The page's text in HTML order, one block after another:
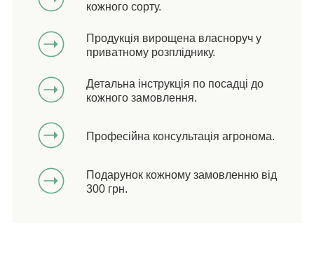
кожного сорту.
Продукція вирощена власноруч у
приватному розпліднику.
Детальна інструкція по посадці до
кожного замовлення.
Професійна консультація агронома.
Подарунок кожному замовленню від
300 грн.